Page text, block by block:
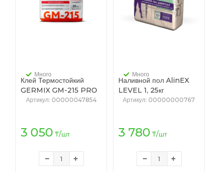
Клей Термостойкий
GERMIX GM-215 PRO
25 кг (56)
Много
Артикул: 00000047854
3 050 ₸/шт
Наливной пол AlinEX
LEVEL 1, 25кг
(цементный)
Много
Артикул: 00000000767
3 780 ₸/шт